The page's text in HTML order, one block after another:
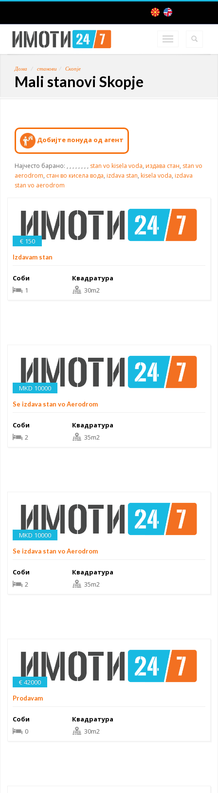
Дома станови Скопје
Mali stanovi Skopje
Добијте понуда од агент
Најчесто барано: , , , , , , , , stan vo kisela voda, издава стан, stan vo
aerodrom, стан во кисела вода, izdava stan, kisela voda, izdava
stan vo aerodrom
€ 150
Izdavam stan
Соби
1
Квадратура
30m2
MKD 10000
Se izdava stan vo Aerodrom
Соби
2
Квадратура
35m2
MKD 10000
Se izdava stan vo Aerodrom
Соби
2
Квадратура
35m2
€ 42000
Prodavam
Соби
0
Квадратура
30m2